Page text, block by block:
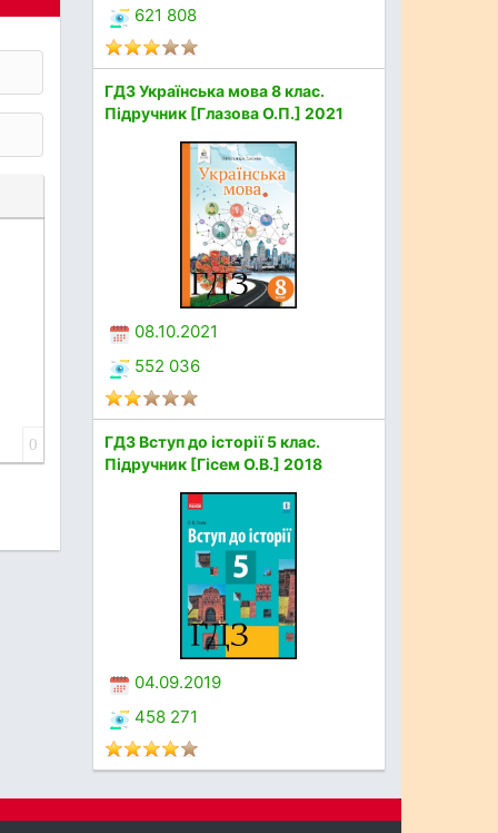
0
621 808
ГДЗ Українська мова 8 клас.
Підручник [Глазова О.П.] 2021
08.10.2021
552 036
ГДЗ Вступ до історії 5 клас.
Підручник [Гісем О.В.] 2018
04.09.2019
458 271